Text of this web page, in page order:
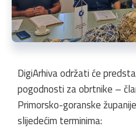
DigiArhiva održati će
pogodnosti za obrtnike –
Primorsko-goranske
slijedećim terminima: